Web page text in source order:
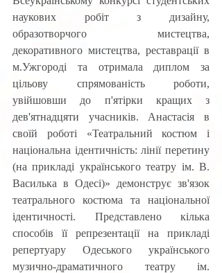
наукових робіт з дизайну,
образотворчого мистецтва,
декоративного мистецтва, реставрації в
м.Ужгороді та отримала диплом за
цільову спрямованість роботи,
увійшовши до п'ятірки кращих з
дев'ятнадцяти учасників. Анастасія в
своїй роботі «Театральний костюм і
національна ідентичність: лінії перетину
(на прикладі українського театру ім. В.
Василька в Одесі)» демонструє зв'язок
театрального костюма та національної
ідентичності. Представлено кілька
способів її репрезентації на прикладі
репертуару Одеського українського
музично-драматичного театру ім.